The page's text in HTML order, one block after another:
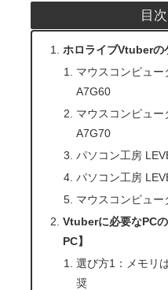
目次
ホロライブVtuberの
マウスコンピュー
A7G60
マウスコンピュー
A7G70
パソコン工房
パソコン工房
マウスコンピュ
Vtuberに必要なPC
PC】
選び方1：メモリ
奨